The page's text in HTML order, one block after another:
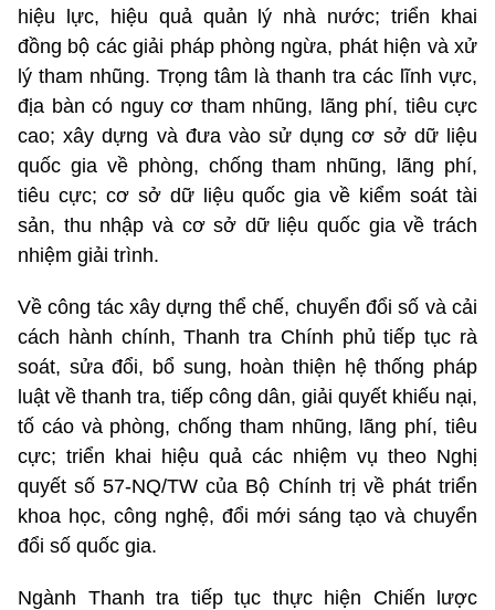
hiệu lực, hiệu quả quản lý nhà nước; triển khai
đồng bộ các giải pháp phòng ngừa, phát hiện và xử
lý tham nhũng. Trọng tâm là thanh tra các lĩnh vực,
địa bàn có nguy cơ tham nhũng, lãng phí, tiêu cực
cao; xây dựng và đưa vào sử dụng cơ sở dữ liệu
quốc gia về phòng, chống tham nhũng, lãng phí,
tiêu cực; cơ sở dữ liệu quốc gia về kiểm soát tài
sản, thu nhập và cơ sở dữ liệu quốc gia về trách
nhiệm giải trình.
Về công tác xây dựng thể chế, chuyển đổi số và cải
cách hành chính, Thanh tra Chính phủ tiếp tục rà
soát, sửa đổi, bổ sung, hoàn thiện hệ thống pháp
luật về thanh tra, tiếp công dân, giải quyết khiếu nại,
tố cáo và phòng, chống tham nhũng, lãng phí, tiêu
cực; triển khai hiệu quả các nhiệm vụ theo Nghị
quyết số 57-NQ/TW của Bộ Chính trị về phát triển
khoa học, công nghệ, đổi mới sáng tạo và chuyển
đổi số quốc gia.
Ngành Thanh tra tiếp tục thực hiện Chiến lược